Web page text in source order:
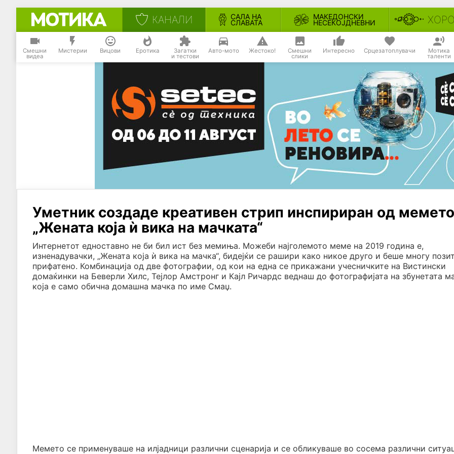
КАНАЛИ САЛА НА
СЛАВАТА
МАКЕДОНСКИ
НЕСЕКОЈДНЕВНИ
Смешни
видеа
Мистерии Вицови Еротика Загатки
и тестови
Авто-мото Жестоко! Смешни
слики
Интересно Срцезатоплувачи Мотика
таленти
Уметник создаде креативен стрип инспириран од мемето
„Жената која ѝ вика на мачката“
Интернетот едноставно не би бил ист без мемиња. Можеби најголемото меме на 2019 година е,
изненадувачки, „Жената која ѝ вика на мачка“, бидејќи се рашири како никое друго и беше многу
прифатено. Комбинација од две фотографии, од кои на една се прикажани учесничките на Вистински
домаќинки на Беверли Хилс, Тејлор Амстронг и Кајл Ричардс веднаш до фотографијата на збунетата
која е само обична домашна мачка по име Смаџ.
Мемето се применуваше на илјадници различни сценарија и се обликуваше во сосема различни